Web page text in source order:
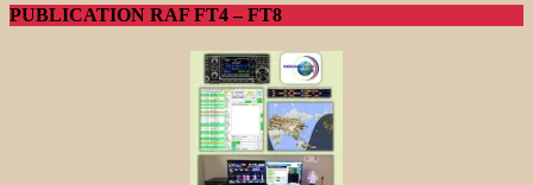
PUBLICATION RAF FT4 – FT8